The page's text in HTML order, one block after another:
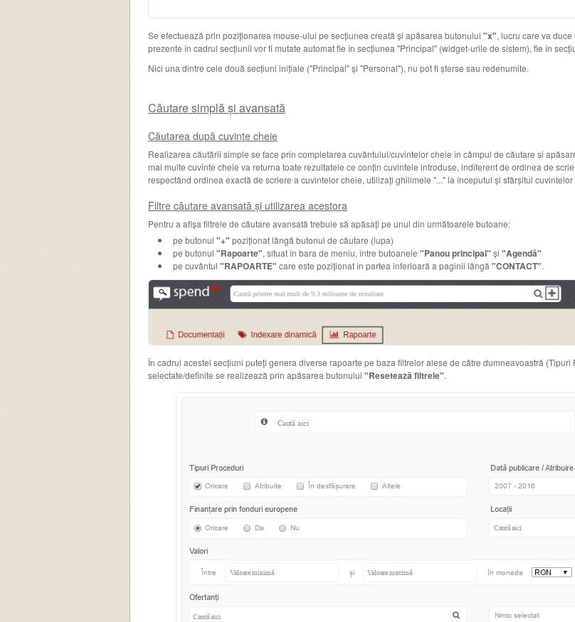
Se efectuează prin poziționarea mouse-ului pe secțiunea creată și apăsarea butonului "x", lucru care va
prezente în cadrul secțiunii vor fi mutate automat fie în secțiunea "Principal" (widget-urile de sistem), fie în
Nici una dintre cele două secțiuni inițiale ("Principal" și "Personal"), nu pot fi șterse sau redenumite.
Căutare simplă și avansată
Căutarea după cuvinte cheie
Realizarea căutării simple se face prin completarea cuvântului/cuvintelor cheie în câmpul de căutare si
mai multe cuvinte cheie va returna toate rezultatele ce conțin cuvintele introduse, indiferent de ordinea de
respectând ordinea exactă de scriere a cuvintelor cheie, utilizați ghilimele "..." la începutul și sfârșitul cuvintelor
Filtre căutare avansată și utilizarea acestora
Pentru a afișa filtrele de căutare avansată trebuie să apăsați pe unul din următoarele butoane:
pe butonul "+" poziționat lângă butonul de căutare (lupa)
pe butonul "Rapoarte", situat în bara de meniu, între butoanele "Panou principal" și "Agendă"
pe cuvântul "RAPOARTE" care este poziționat în partea inferioară a paginii lângă "CONTACT".
În cadrul acestei secțiuni puteți genera diverse rapoarte pe baza filtrelor alese de către dumneavoastră
selectate/definite se realizează prin apăsarea butonului "Resetează filtrele".